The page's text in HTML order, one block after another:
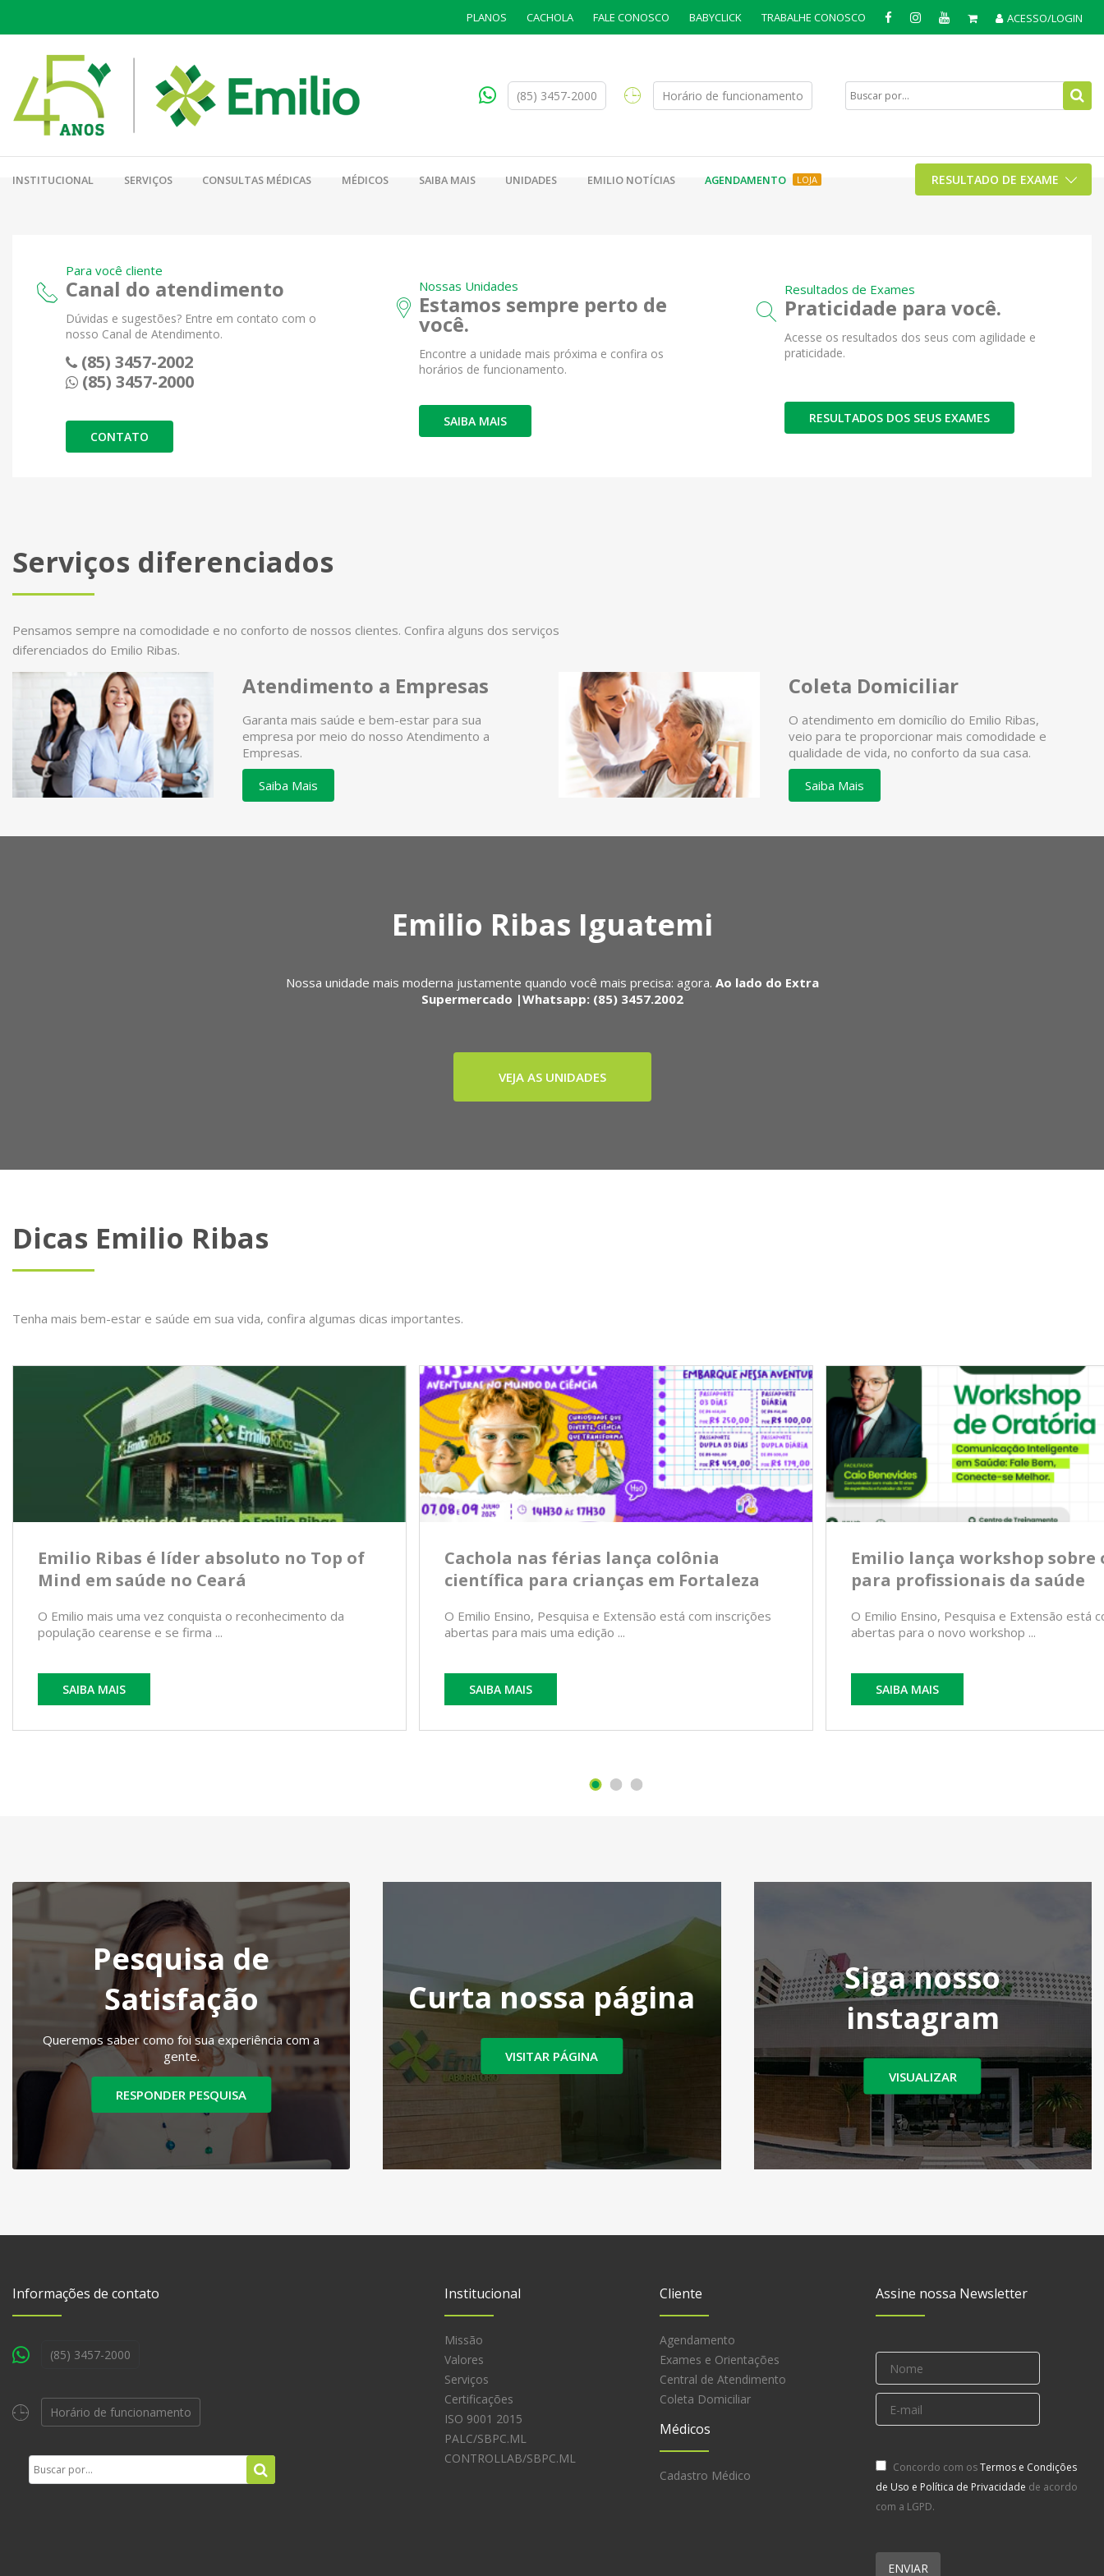
PLANOS CACHOLA FALE CONOSCO BABYCLICK TRABALHE CONOSCO ACESSO/LOGIN
(85) 3457-2000 Horário de funcionamento
INSTITUCIONAL SERVIÇOS CONSULTAS MÉDICAS MÉDICOS SAIBA MAIS UNIDADES EMILIO NOTÍCIAS LOJA
AGENDAMENTO RESULTADO DE EXAME
Para você cliente
Canal do atendimento
Dúvidas e sugestões? Entre em contato com o
nosso Canal de Atendimento.
(85) 3457-2002
(85) 3457-2000
CONTATO
Nossas Unidades
Estamos sempre perto de
você.
Encontre a unidade mais próxima e confira os
horários de funcionamento.
SAIBA MAIS
Resultados de Exames
Praticidade para você.
Acesse os resultados dos seus com agilidade e
praticidade.
RESULTADOS DOS SEUS EXAMES
Serviços diferenciados
Pensamos sempre na comodidade e no conforto de nossos clientes. Confira alguns dos serviços
diferenciados do Emilio Ribas.
Atendimento a Empresas
Garanta mais saúde e bem-estar para sua
empresa por meio do nosso Atendimento a
Empresas.
Saiba Mais
Coleta Domiciliar
O atendimento em domicílio do Emilio Ribas,
veio para te proporcionar mais comodidade e
qualidade de vida, no conforto da sua casa.
Saiba Mais
Emilio Ribas Iguatemi
Nossa unidade mais moderna justamente quando você mais precisa: agora. Ao lado do Extra
Supermercado |Whatsapp: (85) 3457.2002
VEJA AS UNIDADES
Dicas Emilio Ribas
Tenha mais bem-estar e saúde em sua vida, confira algumas dicas importantes.
Emilio Ribas é líder absoluto no Top of
Mind em saúde no Ceará
O Emilio mais uma vez conquista o reconhecimento da
população cearense e se firma ...
SAIBA MAIS
Cachola nas férias lança colônia
científica para crianças em Fortaleza
O Emilio Ensino, Pesquisa e Extensão está com inscrições
abertas para mais uma edição ...
SAIBA MAIS
Emilio lança workshop
para profissionais da saúde
O Emilio Ensino, Pesquisa e Extensão está
abertas para o novo workshop ...
SAIBA MAIS
Pesquisa de
Satisfação
Queremos saber como foi sua experiência com a
gente.
RESPONDER PESQUISA
Curta nossa página
VISITAR PÁGINA
Siga nosso
instagram
VISUALIZAR
Informações de contato
(85) 3457-2000
Horário de funcionamento
Institucional
Missão
Valores
Serviços
Certificações
ISO 9001 2015
PALC/SBPC.ML
CONTROLLAB/SBPC.ML
Cliente
Agendamento
Exames e Orientações
Central de Atendimento
Coleta Domiciliar
Médicos
Cadastro Médico
Assine nossa Newsletter
Concordo com osTermos e Condições
de Uso e Política de Privacidade de acordo
com a LGPD.